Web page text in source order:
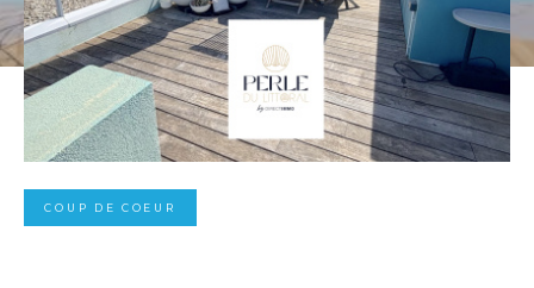
COUP DE COEUR